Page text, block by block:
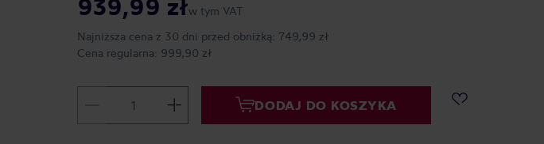
939,99 złw tym VAT
Najniższa cena z 30 dni przed obniżką: 749,99 zł
Cena regularna: 999,90 zł
DODAJ DO KOSZYKA